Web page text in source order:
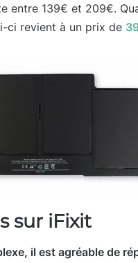
entre 139€ et 209€.
ci revient à un prix de
sur iFixit
il est agréable de